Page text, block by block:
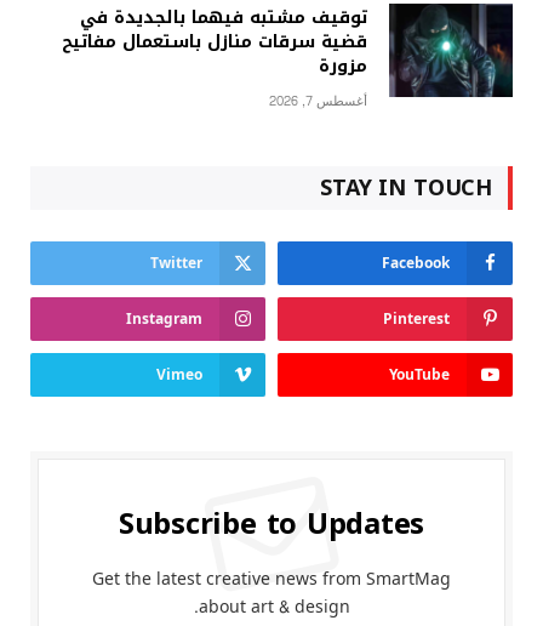
توقيف مشتبه فيهما بالجديدة في
قضية سرقات منازل باستعمال مفاتيح
مزورة
أغسطس 7, 2026
STAY IN TOUCH
Facebook
Twitter
Pinterest
Instagram
YouTube
Vimeo
Subscribe to Updates
Get the latest creative news from SmartMag
about art & design.